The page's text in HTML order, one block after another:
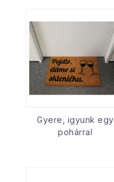
Gyere, igyunk egy
pohárral